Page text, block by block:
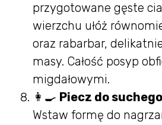
przygotowane gęste
wierzchu ułóż
oraz rabarbar,
masy. Całość posyp
migdałowymi.
👩‍🍳 Piecz do
Wstaw formę do